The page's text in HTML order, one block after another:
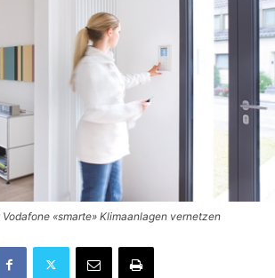
«smarte» Klimaanlagen vernetzen